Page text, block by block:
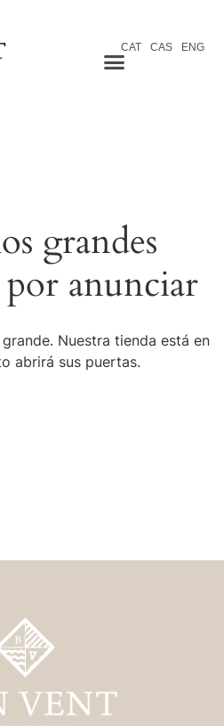
CAT CAS ENG
grandes
anunciar
Nuestra tienda está en
abrirá sus puertas.